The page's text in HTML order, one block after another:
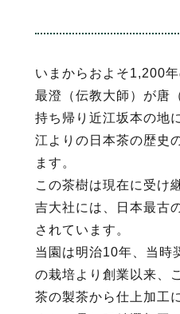
いまからおよそ1,200
最澄（伝教大師）が唐
持ち帰り近江坂本の地
江よりの日本茶の歴史
ます。
この茶樹は現在に受け
吉大社には、日本最古
されています。
当園は明治10年、当時
の栽培より創業以来、
茶の製茶から仕上加工